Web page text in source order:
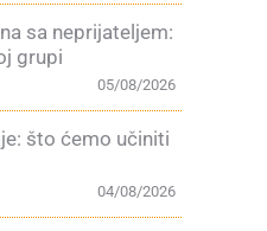
sa neprijateljem:
grupi
05/08/2026
što ćemo učiniti
04/08/2026